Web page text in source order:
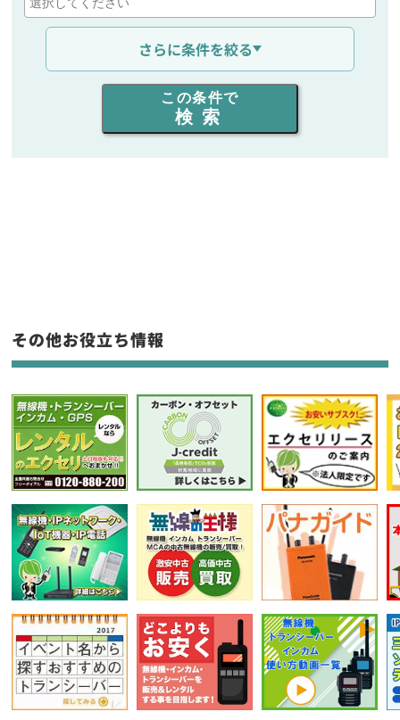
通信距離を選ぶ
出力を選ぶ
同時通話人数を選ぶ
フリーワード入力(製品名等)
選択条件をリセット
さらに条件を絞る
この条件で
検索
その他お役立ち情報